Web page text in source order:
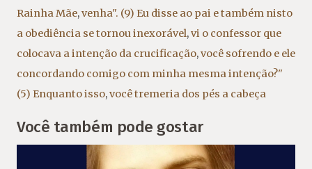
Rainha Mãe,venha". (9) Eu disse ao pai e também nisto
a obediência se tornou inexorável,vi o confessor que
colocava a intenção da crucificação,você sofrendo e ele
concordando comigo com minha mesma intenção?"
(5) Enquanto isso,você tremeria dos pés a cabeça
Você também pode gostar